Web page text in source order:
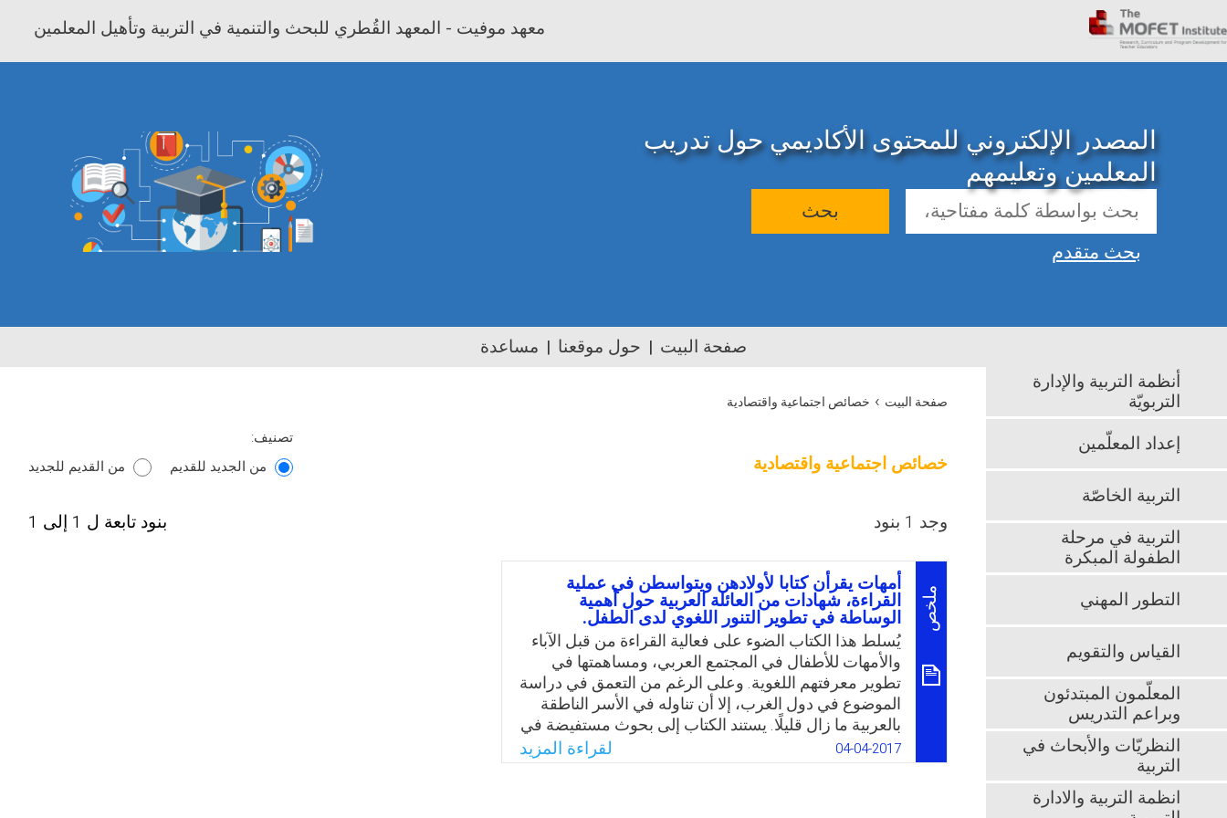
معهد موفيت - المعهد القُطري للبحث والتنمية في التربية وتأهيل المعلمين
المصدر الإلكتروني للمحتوى الأكاديمي حول تدريب
المعلمين وتعليمهم
بحث
بحث متقدم
صفحة البيت حول موقعنا مساعدة
صفحة البيت › خصائص اجتماعية واقتصادية
خصائص اجتماعية واقتصادية
تصنيف:
من الجديد للقديم
من القديم للجديد
وجد 1 بنود بنود تابعة ل 1 إلى 1
ملخص
أمهات يقرأن كتابا لأولادهن ويتواسطن في عملية
القراءة، شهادات من العائلة العربية حول أهمية
الوساطة في تطوير التنور اللغوي لدى الطفل.
يُسلط هذا الكتاب الضوء على فعالية القراءة من قبل الآباء
والأمهات للأطفال في المجتمع العربي، ومساهمتها في
تطوير معرفتهم اللغوية. وعلى الرغم من التعمق في دراسة
الموضوع في دول الغرب، إلا أن تناوله في الأسر الناطقة
بالعربية ما زال قليلًا. يستند الكتاب إلى بحوث مستفيضة في
تقييم عمليات التنور اللغوي التي تحدث في العائلات العربية
وأهميتها في تطوير معرفة القراءة والكتابة للغة العربية بما
04-04-2017 لقراءة المزيد
أنظمة التربية والإدارة
التربويّة
إعداد المعلّمين
التربية الخاصّة
التربية في مرحلة
الطفولة المبكرة
التطور المهني
القياس والتقويم
المعلّمون المبتدئون
وبراعم التدريس
النظريّات والأبحاث في
التربية
انظمة التربية والادارة